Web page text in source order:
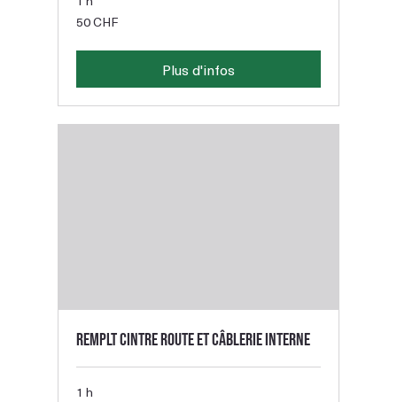
francs
50 CHF
Plus d'infos
Remplt cintre route et câblerie interne
1 h